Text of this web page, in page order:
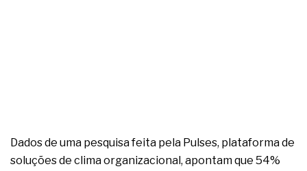
Dados de uma pesquisa feita pela Pulses, plataforma de
soluções de clima organizacional, apontam que 54%